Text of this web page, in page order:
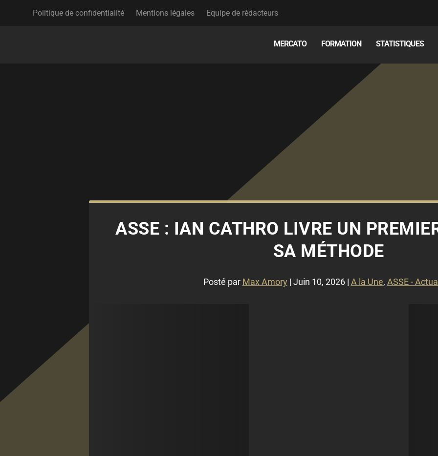
Politique de confidentialité Mentions légales Equipe de rédacteurs
MERCATO FORMATION STATISTIQUES
ASSE : IAN CATHRO LIVRE UN
SA MÉTHODE
Posté par Max Amory | Juin 10, 2026| A la Une, ASSE -